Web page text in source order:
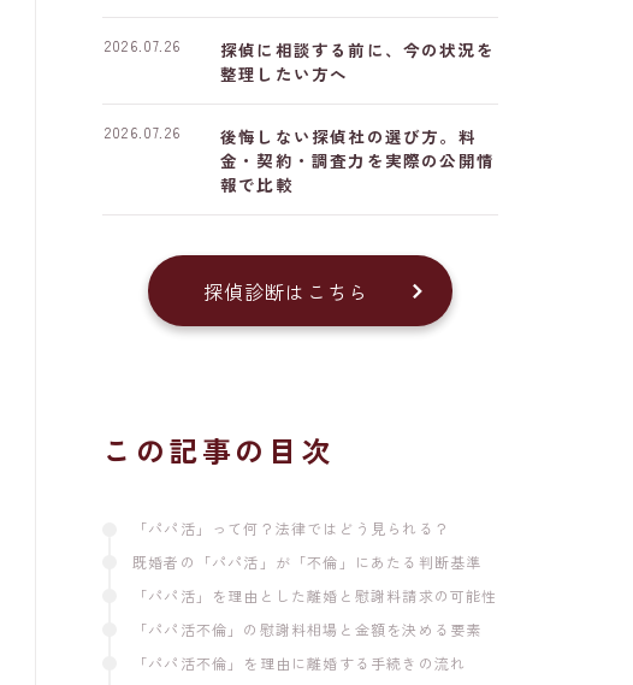
探偵に相談する前に、今の状況を
整理したい方へ
2026.07.26
後悔しない探偵社の選び方。料
金・契約・調査力を実際の公開情
報で比較
2026.07.26
探偵診断はこちら
この記事の目次
「パパ活」って何？法律ではどう見られる？
既婚者の「パパ活」が「不倫」にあたる判断基準
「パパ活」を理由とした離婚と慰謝料請求の可能性
「パパ活不倫」の慰謝料相場と金額を決める要素
「パパ活不倫」を理由に離婚する手続きの流れ